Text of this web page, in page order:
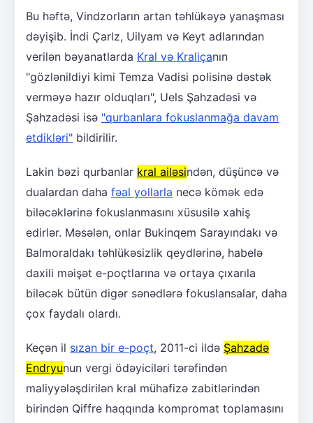
Bu həftə, Vindzorların artan təhlükəyə yanaşması
dəyişib. İndi Çarlz, Uilyam və Keyt adlarından
verilən bəyanatlarda Kral və Kraliçanın
"gözlənildiyi kimi Temza Vadisi polisinə dəstək
verməyə hazır olduqları", Uels Şahzadəsi və
Şahzadəsi isə "qurbanlara fokuslanmağa davam
etdikləri" bildirilir.
Lakin bəzi qurbanlar kral ailəsindən, düşüncə və
dualardan daha fəal yollarla necə kömək edə
biləcəklərinə fokuslanmasını xüsusilə xahiş
edirlər. Məsələn, onlar Bukinqem Sarayındakı və
Balmoraldakı təhlükəsizlik qeydlərinə, habelə
daxili məişət e-poçtlarına və ortaya çıxarıla
biləcək bütün digər sənədlərə fokuslansalar, daha
çox faydalı olardı.
Keçən il sızan bir e-poçt, 2011-ci ildə Şahzadə
Endryunun vergi ödəyiciləri tərəfindən
maliyyələşdirilən kral mühafizə zabitlərindən
birindən Qiffre haqqında kompromat toplamasını